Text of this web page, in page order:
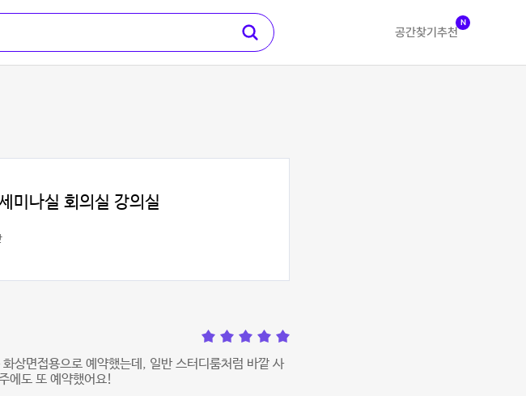
공간찾기 추천
N
미나실 회의실 강의실
상면접용으로 예약했는데, 일반 스터디룸처럼 바깥 사
에도 또 예약했어요!